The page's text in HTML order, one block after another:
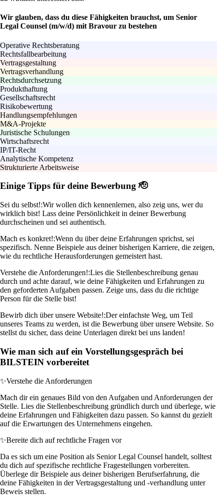
Wir glauben, dass du diese Fähigkeiten brauchst, um Senior
Legal Counsel (m/w/d) mit Bravour zu bestehen
Operative Rechtsberatung
Rechtsfallbearbeitung
Vertragsgestaltung
Vertragsverhandlung
Rechtsdurchsetzung
Produkthaftung
Gesellschaftsrecht
Risikobewertung
Handlungsempfehlungen
M&A-Projekte
Juristische Schulungen
Wirtschaftsrecht
IP/IT-Recht
Analytische Kompetenz
Strukturierte Arbeitsweise
Einige Tipps für deine Bewerbung 🫡
Sei du selbst!:Wir wollen dich kennenlernen, also zeig uns, wer du
wirklich bist! Lass deine Persönlichkeit in deiner Bewerbung
durchscheinen und sei authentisch.
Mach es konkret!:Wenn du über deine Erfahrungen sprichst, sei
spezifisch. Nenne Beispiele aus deiner bisherigen Karriere, die zeigen,
wie du rechtliche Herausforderungen gemeistert hast.
Verstehe die Anforderungen!:Lies die Stellenbeschreibung genau
durch und achte darauf, wie deine Fähigkeiten und Erfahrungen zu
den geforderten Aufgaben passen. Zeige uns, dass du die richtige
Person für die Stelle bist!
Bewirb dich über unsere Website!:Der einfachste Weg, um Teil
unseres Teams zu werden, ist die Bewerbung über unsere Website. So
stellst du sicher, dass deine Unterlagen direkt bei uns landen!
Wie man sich auf ein Vorstellungsgespräch bei
BILSTEIN vorbereitet
✨Verstehe die Anforderungen
Mach dir ein genaues Bild von den Aufgaben und Anforderungen der
Stelle. Lies die Stellenbeschreibung gründlich durch und überlege, wie
deine Erfahrungen und Fähigkeiten dazu passen. So kannst du gezielt
auf die Erwartungen des Unternehmens eingehen.
✨Bereite dich auf rechtliche Fragen vor
Da es sich um eine Position als Senior Legal Counsel handelt, solltest
du dich auf spezifische rechtliche Fragestellungen vorbereiten.
Überlege dir Beispiele aus deiner bisherigen Berufserfahrung, die
deine Fähigkeiten in der Vertragsgestaltung und -verhandlung unter
Beweis stellen.